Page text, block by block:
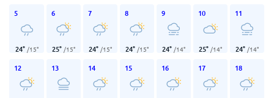
5
24° /15°
6
25° /15°
7
24° /15°
8
24° /15°
9
24° /14°
10
25° /14°
11
24° /14°
12 13 14 15 16 17 18